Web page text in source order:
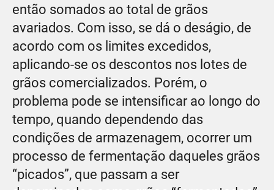
então somados ao total de grãos
avariados. Com isso, se dá o deságio, de
acordo com os limites excedidos,
aplicando-se os descontos nos lotes de
grãos comercializados. Porém, o
problema pode se intensificar ao longo do
tempo, quando dependendo das
condições de armazenagem, ocorrer um
processo de fermentação daqueles grãos
“picados”, que passam a ser